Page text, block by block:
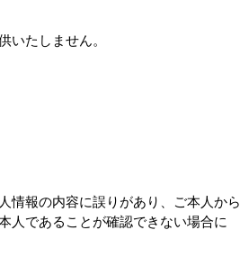
いたしません。
情報の内容に誤りがあり、ご本人から
人であることが確認できない場合に